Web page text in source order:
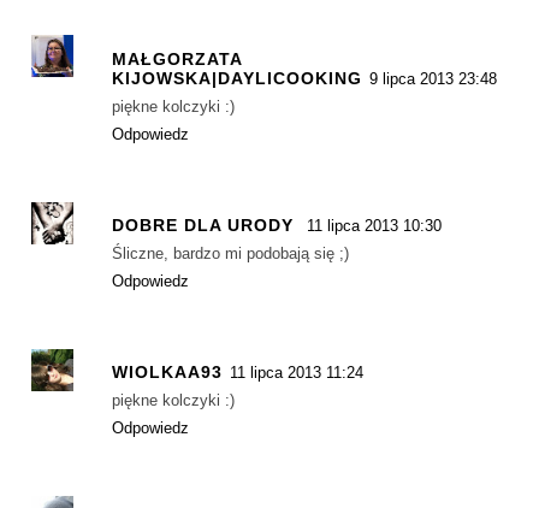
MAŁGORZATA
KIJOWSKA|DAYLICOOKING 9 lipca 2013 23:48
piękne kolczyki :)
Odpowiedz
DOBRE DLA URODY
11 lipca 2013 10:30
Śliczne, bardzo mi podobają się ;)
Odpowiedz
WIOLKAA93 11 lipca 2013 11:24
piękne kolczyki :)
Odpowiedz